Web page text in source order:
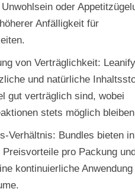
oder
Anfälligkeit für
von Verträglichkeit: Leanify
und natürliche
gut verträglich sind, wobei
stets möglich
Verhältnis: Bundles bieten
pro Packung
kontinuierliche Anwendung